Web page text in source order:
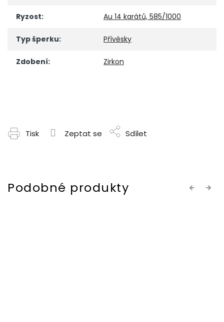
Ryzost: Au 14 karátů, 585/1000
Typ šperku: Přívěsky
Zdobení: Zirkon
Tisk Zeptat se Sdílet
Previous
Next